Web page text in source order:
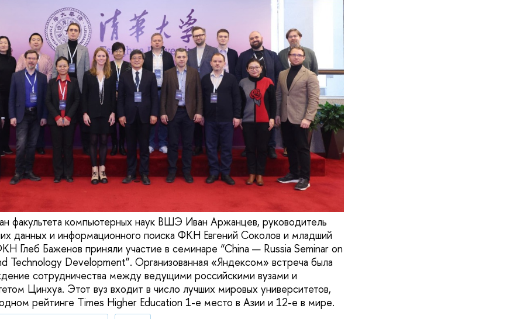
факультета компьютерных наук ВШЭ Иван Аржанцев, руководитель
данных и информационного поиска ФКН Евгений Соколов и младший
Глеб Баженов приняли участие в семинаре “China — Russia Seminar on
Technology Development”. Организованная «Яндексом» встреча была
сотрудничества между ведущими российскими вузами и
Цинхуа. Этот вуз входит в число лучших мировых университетов,
рейтинге Times Higher Education 1-е место в Азии и 12-е в мире.